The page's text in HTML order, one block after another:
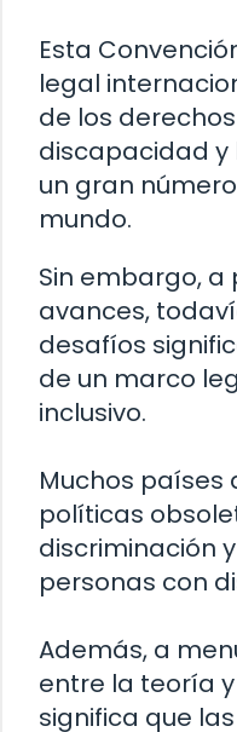
Esta
legal
de los
discapacidad
un gran
mundo.
Sin embargo, a
avances,
desafíos
de un marco
inclusivo.
Muchos países
políticas
discriminación
personas con
Además, a
entre la teoría
significa que